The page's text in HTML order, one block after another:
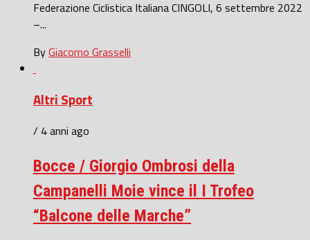
Federazione Ciclistica Italiana CINGOLI, 6 settembre 2022
–...
ByGiacomo Grasselli
Altri Sport
/ 4 anni ago
Bocce / Giorgio Ombrosi della
Campanelli Moie vince il I Trofeo
“Balcone delle Marche”